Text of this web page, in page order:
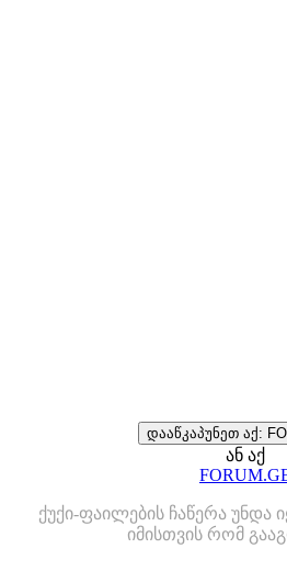
დააწკაპუნეთ აქ:
ან აქ
ქუქი-ფაილების ჩაწერა უნდა
იმისთვის რომ